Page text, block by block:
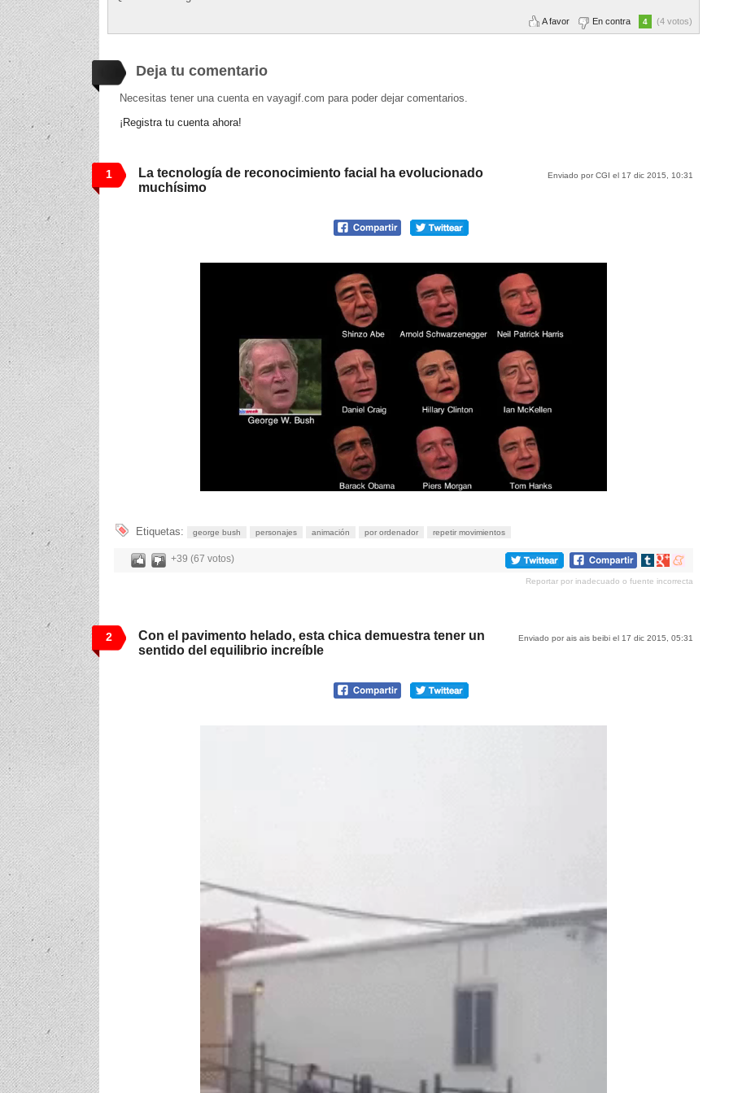
A favor En contra 4 (4 votos)
Deja tu comentario
Necesitas tener una cuenta en vayagif.com para poder dejar comentarios.
¡Registra tu cuenta ahora!
1 Enviado por CGI el 17 dic 2015, 10:31
La tecnología de reconocimiento facial ha evolucionado
muchísimo
Etiquetas: george bush personajes animación por ordenador repetir movimientos
+39 (67 votos)
Compartir
tumblr
Compartir
Google+
Compartir
meneame
Reportar por inadecuado o fuente incorrecta
2 Enviado por ais ais beibi el 17 dic 2015, 05:31
Con el pavimento helado, esta chica demuestra tener un
sentido del equilibrio increíble